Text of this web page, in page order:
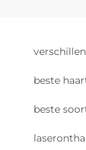
beste
beste